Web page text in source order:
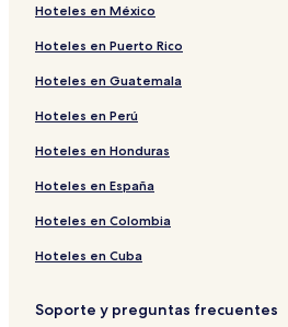
Hoteles en México
Hoteles en Puerto Rico
Hoteles en Guatemala
Hoteles en Perú
Hoteles en Honduras
Hoteles en España
Hoteles en Colombia
Hoteles en Cuba
Soporte y preguntas frecuentes